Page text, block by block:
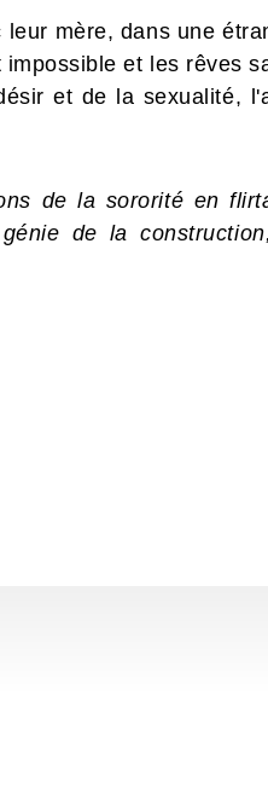
mère, dans une
et les rêves
et de la sexualité,
de la sororité en
de la